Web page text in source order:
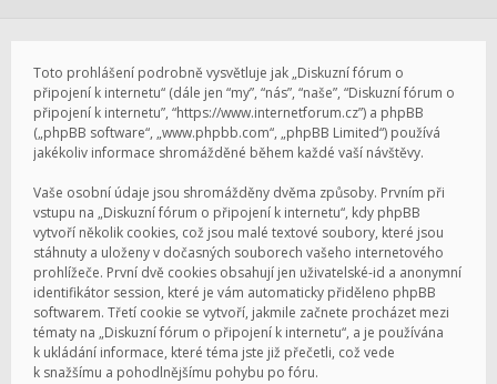
Toto prohlášení podrobně vysvětluje jak „Diskuzní fórum o
připojení k internetu“ (dále jen “my”, “nás”, “naše”, “Diskuzní fórum o
připojení k internetu”, “https://www.internetforum.cz”) a phpBB
(„phpBB software“, „www.phpbb.com“, „phpBB Limited“) používá
jakékoliv informace shromážděné během každé vaší návštěvy.
Vaše osobní údaje jsou shromážděny dvěma způsoby. Prvním při
vstupu na „Diskuzní fórum o připojení k internetu“, kdy phpBB
vytvoří několik cookies, což jsou malé textové soubory, které jsou
stáhnuty a uloženy v dočasných souborech vašeho internetového
prohlížeče. První dvě cookies obsahují jen uživatelské-id a anonymní
identifikátor session, které je vám automaticky přiděleno phpBB
softwarem. Třetí cookie se vytvoří, jakmile začnete procházet mezi
tématy na „Diskuzní fórum o připojení k internetu“, a je používána
k ukládání informace, které téma jste již přečetli, což vede
k snažšímu a pohodlnějšímu pohybu po fóru.